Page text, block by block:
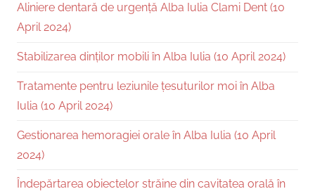
Aliniere dentară de urgență Alba Iulia Clami Dent (10
April 2024)
Stabilizarea dinților mobili în Alba Iulia (10 April 2024)
Tratamente pentru leziunile țesuturilor moi în Alba
Iulia (10 April 2024)
Gestionarea hemoragiei orale în Alba Iulia (10 April
2024)
Îndepărtarea obiectelor străine din cavitatea orală în